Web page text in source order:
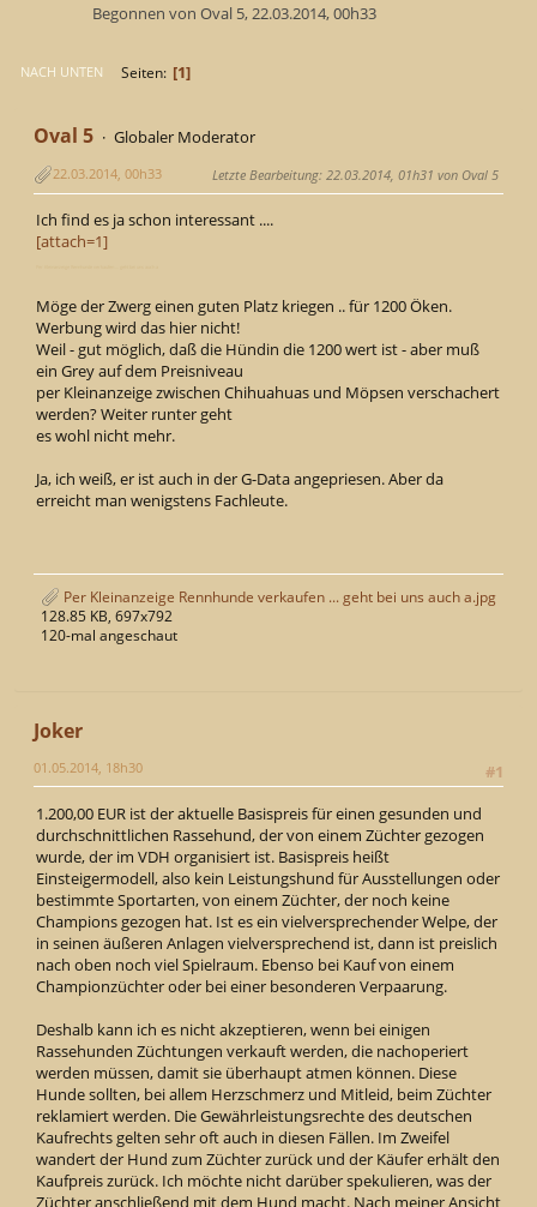
Begonnen von Oval 5, 22.03.2014, 00h33
NACH UNTEN Seiten 1
Oval 5 Globaler Moderator
22.03.2014, 00h33 Letzte Bearbeitung: 22.03.2014, 01h31 von Oval 5
Ich find es ja schon interessant ....
[attach=1]
Möge der Zwerg einen guten Platz kriegen .. für 1200 Öken.
Werbung wird das hier nicht!
Weil - gut möglich, daß die Hündin die 1200 wert ist - aber muß
ein Grey auf dem Preisniveau
per Kleinanzeige zwischen Chihuahuas und Möpsen verschachert
werden? Weiter runter geht
es wohl nicht mehr.
Ja, ich weiß, er ist auch in der G-Data angepriesen. Aber da
erreicht man wenigstens Fachleute.
Per Kleinanzeige Rennhunde verkaufen ... geht bei uns auch a.jpg
128.85 KB, 697x792
120-mal angeschaut
Joker
#1
01.05.2014, 18h30
1.200,00 EUR ist der aktuelle Basispreis für einen gesunden und
durchschnittlichen Rassehund, der von einem Züchter gezogen
wurde, der im VDH organisiert ist. Basispreis heißt
Einsteigermodell, also kein Leistungshund für Ausstellungen oder
bestimmte Sportarten, von einem Züchter, der noch keine
Champions gezogen hat. Ist es ein vielversprechender Welpe, der
in seinen äußeren Anlagen vielversprechend ist, dann ist preislich
nach oben noch viel Spielraum. Ebenso bei Kauf von einem
Championzüchter oder bei einer besonderen Verpaarung.
Deshalb kann ich es nicht akzeptieren, wenn bei einigen
Rassehunden Züchtungen verkauft werden, die nachoperiert
werden müssen, damit sie überhaupt atmen können. Diese
Hunde sollten, bei allem Herzschmerz und Mitleid, beim Züchter
reklamiert werden. Die Gewährleistungsrechte des deutschen
Kaufrechts gelten sehr oft auch in diesen Fällen. Im Zweifel
wandert der Hund zum Züchter zurück und der Käufer erhält den
Kaufpreis zurück. Ich möchte nicht darüber spekulieren, was der
Züchter anschließend mit dem Hund macht. Nach meiner Ansicht